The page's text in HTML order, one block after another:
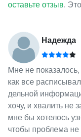
оставьте отзыв.
Надежда
Мне не показалось,
как все
дельной
хочу, и хвалить не
мне бы хотелось
чтобы проблема не